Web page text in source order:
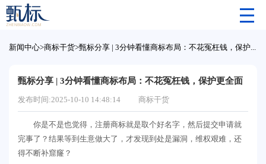
新闻中心>商标干货> 甄标分享 | 3分钟看懂商标布局：不花冤枉钱，保护更全面
甄标分享 | 3分钟看懂商标布局：不花冤枉钱，保护更全面
发布时间:2025-10-10 14:48:14 商标干货
你是不是也觉得，注册商标就是取个好名字，然后提交申请就
完事了？结果等到生意做大了，才发现到处是漏洞，维权艰难，还
得不断补窟窿？